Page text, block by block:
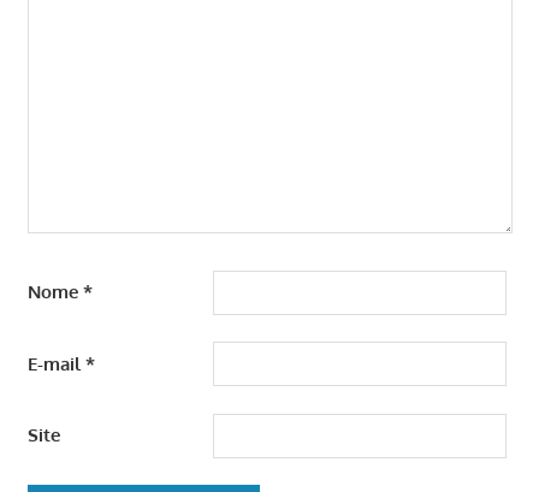
Nome *
E-mail*
Site